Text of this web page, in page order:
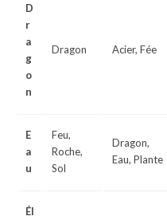
D
r
a
g
o
n
Dragon Acier, Fée
E
a
u
Feu,
Roche,
Sol
Dragon,
Eau, Plante
Él